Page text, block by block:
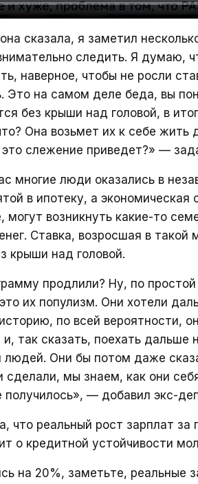
сказала, я заметил
следить. Я думаю,
наверное, чтобы не росли
Это на самом деле беда, вы
без крыши над головой, в
Она возьмет их к себе жить
слежение приведет?» —
многие люди оказались в
в ипотеку, а экономическая
могут возникнуть какие-то
Ставка, возросшая в
крыши над головой.
продлили? Ну, по
их популизм. Они хотели
по всей вероятности,
так сказать, поехать дальше
людей. Они бы потом даже
сделали, мы знаем, как они
получилось», — добавил экс-
что реальный рост зарплат за
о кредитной устойчивости
на 20%, заметьте, реальные